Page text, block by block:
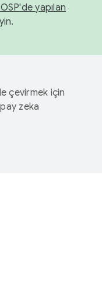
yapılan
çevirmek için
zeka